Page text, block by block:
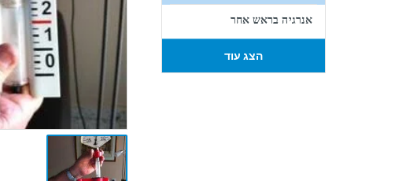
אנרגיה בראש אחר
הצג עוד